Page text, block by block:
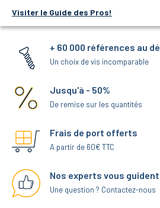
Visiter le Guide des Pros!
+ 60 000 références au
Un choix de vis incomparable
Jusqu'à - 50%
De remise sur les quantités
Frais de port offerts
A partir de 60€ TTC
Nos experts vous guident
Une question ? Contactez-nous